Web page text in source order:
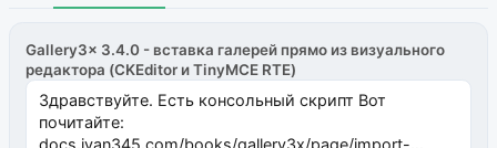
Gallery3x 3.4.0 - вставка галерей прямо из визуального
редактора (CKEditor и TinyMCE RTE)
Здравствуйте. Есть консольный скрипт Вот
почитайте:
docs.ivan345.com/books/gallery3x/page/import-